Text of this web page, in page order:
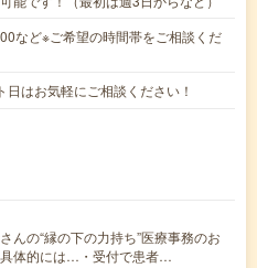
など※ご希望の時間帯をご相談くだ
はお気軽にご相談ください！
んの“縁の下の力持ち”医療事務のお
体的には…・受付で患者…